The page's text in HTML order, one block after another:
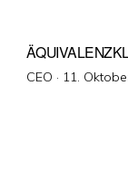
CEO · 11.